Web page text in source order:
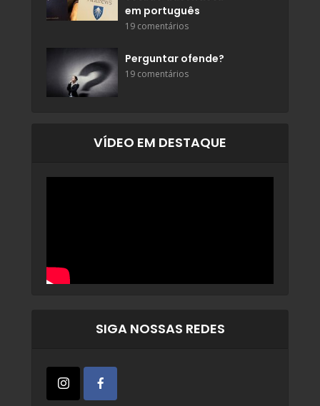
em português
19 comentários
Perguntar ofende?
19 comentários
VÍDEO EM DESTAQUE
SIGA NOSSAS REDES